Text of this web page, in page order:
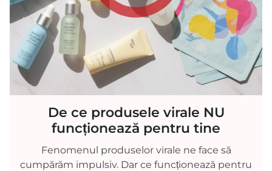
De ce produsele virale NU
funcționează pentru tine
Fenomenul produselor virale ne face să
cumpărăm impulsiv. Dar ce funcționează pentru